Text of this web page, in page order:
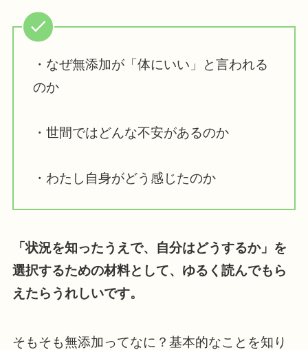
・なぜ無添加が「体にいい」と言われる
のか
・世間ではどんな不安があるのか
・わたし自身がどう感じたのか
「状況を知ったうえで、自分はどうするか」を
選択するための材料として、ゆるく読んでもら
えたらうれしいです。
そもそも無添加ってなに？基本的なことを知り